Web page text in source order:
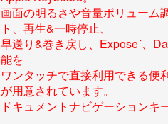
画面の明るさや音量ボリューム
ト、再生&一時停止、
早送り&巻き戻し、Expose´、
能を
ワンタッチで直接利用できる便
が用意されています。
ドキュメントナビゲーションキ